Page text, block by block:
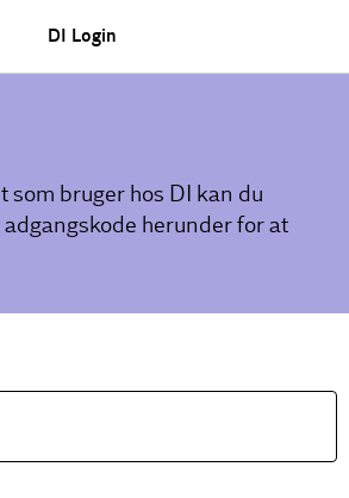
DI Login
som bruger hos DI kan du
herunder for at